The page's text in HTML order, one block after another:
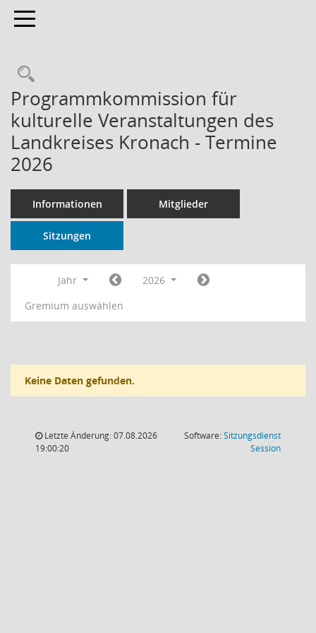
Toggle navigation
Rechercheauswahl
Programmkommission für
kulturelle Veranstaltungen des
Landkreises Kronach - Termine
2026
Informationen Mitglieder
Sitzungen
Jahr
2026
Gremium auswählen
Keine Daten gefunden.
Letzte Änderung: 07.08.2026
19:00:20
Software:Sitzungsdienst
Session(Wird in